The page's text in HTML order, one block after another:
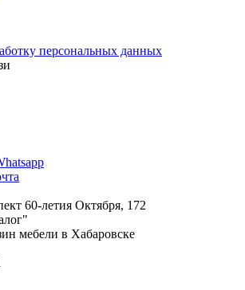
персональных данных
60-летия Октября, 172
мебели в Хабаровске